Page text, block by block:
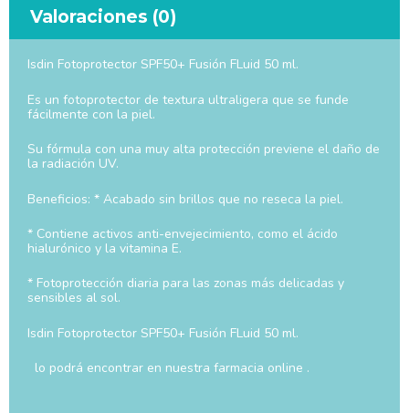
Valoraciones (0)
Isdin Fotoprotector SPF50+ Fusión FLuid 50 ml.
Es un fotoprotector de textura ultraligera que se funde
fácilmente con la piel.
Su fórmula con una muy alta protección previene el daño de
la radiación UV.
Beneficios: * Acabado sin brillos que no reseca la piel.
* Contiene activos anti-envejecimiento, como el ácido
hialurónico y la vitamina E.
* Fotoprotección diaria para las zonas más delicadas y
sensibles al sol.
Isdin Fotoprotector SPF50+ Fusión FLuid 50 ml.
lo podrá encontrar en nuestra farmacia online .